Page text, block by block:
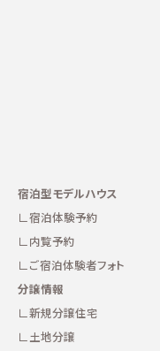
宿泊型モデルハウス
宿泊体験予約
内覧予約
ご宿泊体験者フォト
分譲情報
新規分譲住宅
土地分譲